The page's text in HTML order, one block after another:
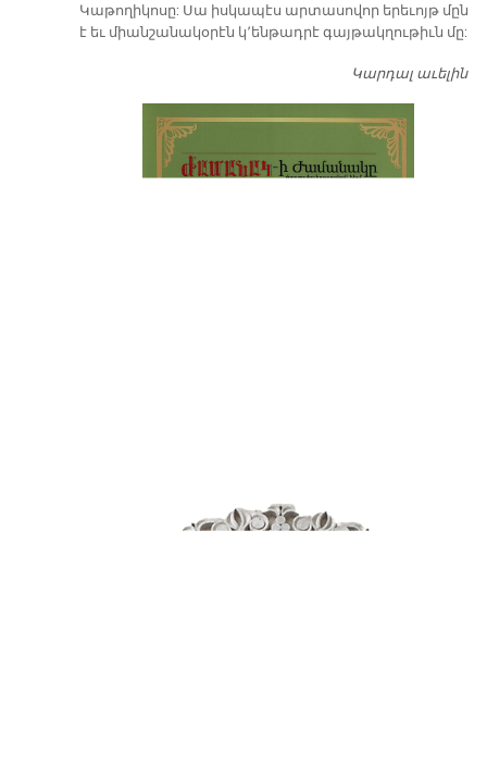
Կաթողիկոսը: Սա իսկապէս արտասովոր երեւոյթ մըն
է եւ միանշանակօրէն կ՚ենթադրէ գայթակղութիւն մը:
Կարդալ աւելին